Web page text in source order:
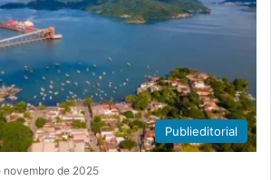
Publieditorial
novembro de 2025